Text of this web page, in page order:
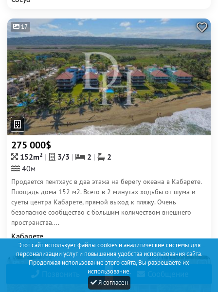
Этот сайт использует файлы cookies и аналитические системы для
персонализации услуг и повышения удобства использования сайта.
Продолжая использование этого сайта, Вы разрешаете их
использование.
Я согласен
17
275 000$
152m2 3/3 2
2
40м
Продается пентхаус в два этажа на берегу океана в Кабарете.
Площадь дома 152 м2. Всего в 2 минутах ходьбы от шума и
суеты центра Кабарете, прямой выход к пляжу. Очень
безопасное сообщество с большим количеством внешнего
пространства....
Кабарете
7
Позвонить Сообщение